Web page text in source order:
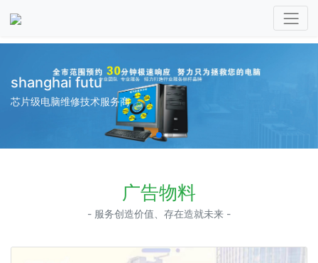
shanghai futu
芯片级电脑维修技术服务商
广告物料
- 服务创造价值、存在造就未来 -